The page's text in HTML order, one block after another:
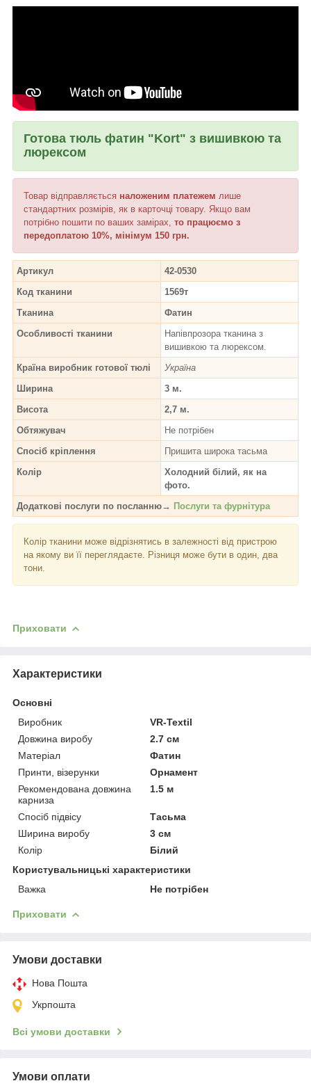
Готова тюль фатин "Kort" з вишивкою та
люрексом
Товар відправляється наложеним платежем лише
стандартних розмірів, як в карточці товару. Якщо вам
потрібно пошити по ваших замірах, то працюємо з
передоплатою 10%, мінімум 150 грн.
Артикул
42-0530
Код тканини
1569т
Тканина
Фатин
Особливості тканини
Напівпрозора тканина з
вишивкою та люрексом.
Країна виробник готової тюлі
Україна
Ширина
3 м.
Висота
2,7 м.
Обтяжувач
Не потрібен
Спосіб кріплення
Пришита широка тасьма
Колір
Холодний білий, як на
фото.
Додаткові послуги по посланню→ Послуги та фурнітура
Колір тканини може відрізнятись в залежності від пристрою
на якому ви її переглядаєте. Різниця може бути в один, два
тони.
Приховати
Характеристики
Основні
Виробник
VR-Textil
Довжина виробу
2.7 см
Матеріал
Фатин
Принти, візерунки
Орнамент
Рекомендована довжина
карниза
1.5 м
Спосіб підвісу
Тасьма
Ширина виробу
3 см
Колір
Білий
Користувальницькі характеристики
Важка
Не потрібен
Приховати
Умови доставки
Нова Пошта
Укрпошта
Всі умови доставки
Умови оплати